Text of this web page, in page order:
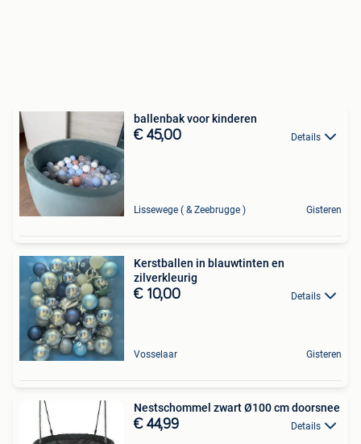
ballenbak voor kinderen
€ 45,00 Details
Lissewege ( & Zeebrugge ) Gisteren
Kerstballen in blauwtinten en
zilverkleurig
€ 10,00 Details
Vosselaar Gisteren
Nestschommel zwart Ø100 cm doorsnee
€ 44,99 Details